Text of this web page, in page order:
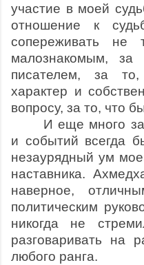
участие в моей
отношение к
сопереживать не
малознакомым,
писателем, за
характер и
вопросу, за то, что
И еще много
и событий всегда
незаурядный ум
наставника.
наверное,
политическим
никогда не
разговаривать на
любого ранга.